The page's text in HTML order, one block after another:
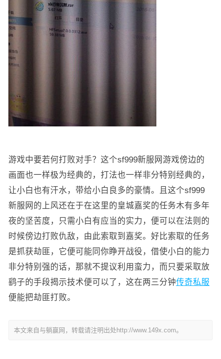
游戏中要若何打败对手？这个sf999新服网游戏傍边的
画面也一样极为经典的，打法也一样非分特别经典的，
让小白也有汗水，带给小白良多的豪情。且这个sf999
新服网的上风还在于在这里的皇城嘉奖的任务木有多年
夜的坚苦度，只需小白有应当的实力，便可以在法则的
时候傍边打败仇敌，由此索取到嘉奖。好比索取的任务
是抓获劫匪，它便可能同你睁开战役，借使小白的能力
非分特别强的话，那就不提议利用蛮力，而只要采取放
鹞子的手段揭示技术便可以了，这在两三分钟传奇私服
便能把劫匪打败。
本文来自与躺赢网，转载请注明出处http://www.149x.com。